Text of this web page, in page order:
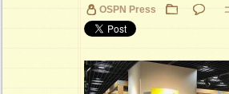
OSPN Press